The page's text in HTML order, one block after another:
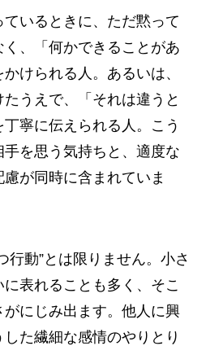
いるときに、ただ黙って
、「何かできることがあ
けられる人。あるいは、
うえで、「それは違うと
寧に伝えられる人。こう
手を思う気持ちと、適度な
が同時に含まれていま
行動”とは限りません。小さ
表れることも多く、そこ
にじみ出ます。他人に興
た繊細な感情のやりとり